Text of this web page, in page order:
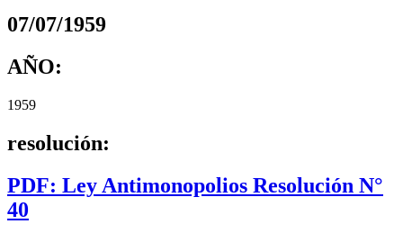
07/07/1959
AÑO:
1959
resolución:
PDF: Ley Antimonopolios Resolución N°
40